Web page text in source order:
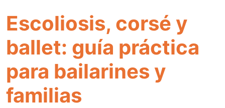
Escoliosis, corsé y
ballet: guía práctica
para bailarines y
familias